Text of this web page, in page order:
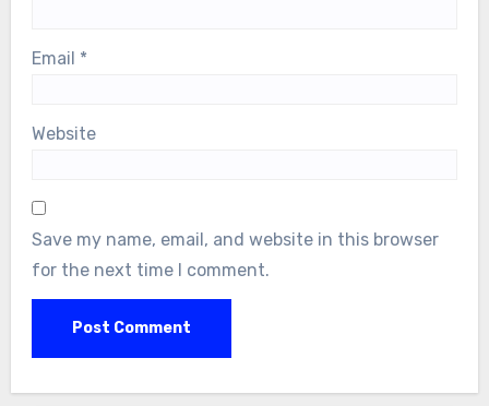
Email *
Website
Save my name, email, and website in this browser
for the next time I comment.